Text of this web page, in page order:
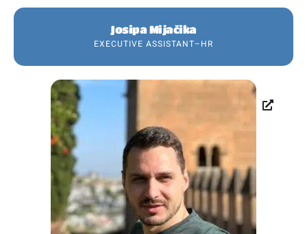
Josipa Mijačika
EXECUTIVE ASSISTANT–HR